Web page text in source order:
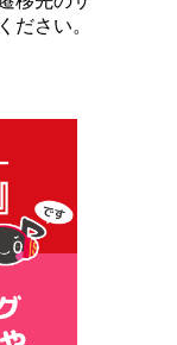
ださい。